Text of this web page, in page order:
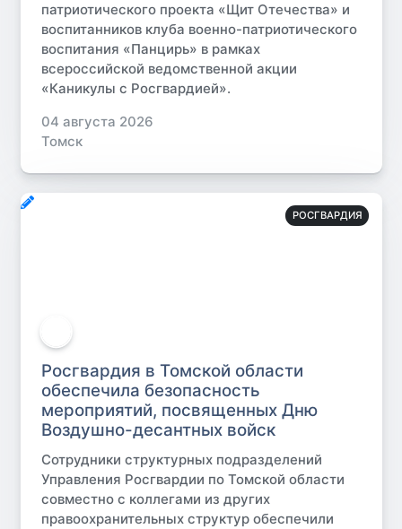
патриотического проекта «Щит Отечества» и
воспитанников клуба военно-патриотического
воспитания «Панцирь» в рамках
всероссийской ведомственной акции
«Каникулы с Росгвардией».
04 августа 2026
Томск
РОСГВАРДИЯ
Росгвардия в Томской области
обеспечила безопасность
мероприятий, посвященных Дню
Воздушно-десантных войск
Сотрудники структурных подразделений
Управления Росгвардии по Томской области
совместно с коллегами из других
правоохранительных структур обеспечили